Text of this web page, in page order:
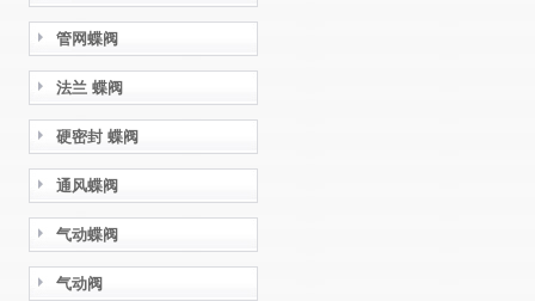
管网蝶阀
法兰 蝶阀
硬密封 蝶阀
通风蝶阀
气动蝶阀
气动阀